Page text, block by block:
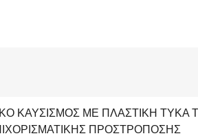
ΚΑΥΣΙΣΜΟΣ ΜΕ ΠΛΑΣΤΙΚΗ ΤΥΚΑ
ΠΡΟΣΤΡΟΠΟΣΗΣ